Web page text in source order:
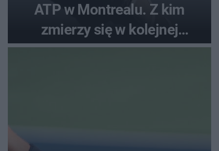
ATP w Montrealu. Z kim
zmierzy się w kolejnej
rundzie?